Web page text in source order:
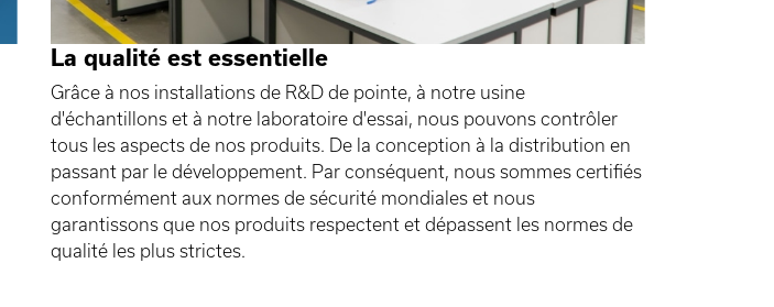
La qualité est essentielle
Grâce à nos installations de R&D de pointe, à notre usine
d'échantillons et à notre laboratoire d'essai, nous pouvons contrôler
tous les aspects de nos produits. De la conception à la distribution en
passant par le développement. Par conséquent, nous sommes certifiés
conformément aux normes de sécurité mondiales et nous
garantissons que nos produits respectent et dépassent les normes de
qualité les plus strictes.